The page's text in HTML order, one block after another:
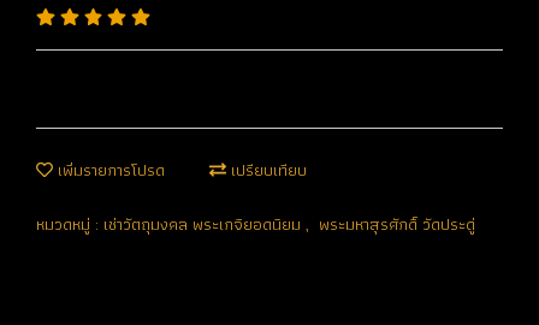
เพิ่มรายการโปรด เปรียบเทียบ
หมวดหมู่ : เช่าวัตถุมงคล พระเกจิยอดนิยม , พระมหาสุรศักดิ์ วัดประดู่